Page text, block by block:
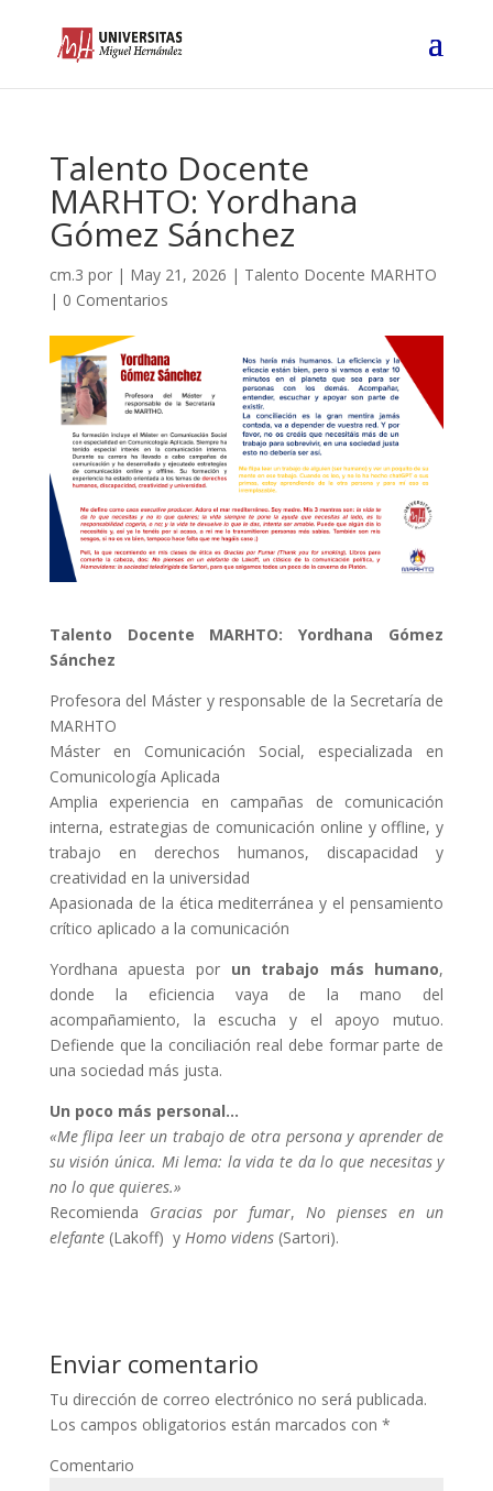
Talento Docente
MARHTO: Yordhana
Gómez Sánchez
cm.3 por | May 21, 2026 | Talento Docente MARHTO
| 0 Comentarios
Talento Docente MARHTO: Yordhana Gómez
Sánchez
Profesora del Máster y responsable de la Secretaría de
MARHTO
Máster en Comunicación Social, especializada en
Comunicología Aplicada
Amplia experiencia en campañas de comunicación
interna, estrategias de comunicación online y offline, y
trabajo en derechos humanos, discapacidad y
creatividad en la universidad
Apasionada de la ética mediterránea y el pensamiento
crítico aplicado a la comunicación
Yordhana apuesta por un trabajo más humano,
donde la eficiencia vaya de la mano del
acompañamiento, la escucha y el apoyo mutuo.
Defiende que la conciliación real debe formar parte de
una sociedad más justa.
Un poco más personal…
«Me flipa leer un trabajo de otra persona y aprender de
su visión única. Mi lema: la vida te da lo que necesitas y
no lo que quieres.»
Recomienda Gracias por fumar,No pienses en un
elefante(Lakoff) y Homo videns(Sartori).
Enviar comentario
Tu dirección de correo electrónico no será publicada.
Los campos obligatorios están marcados con *
Comentario